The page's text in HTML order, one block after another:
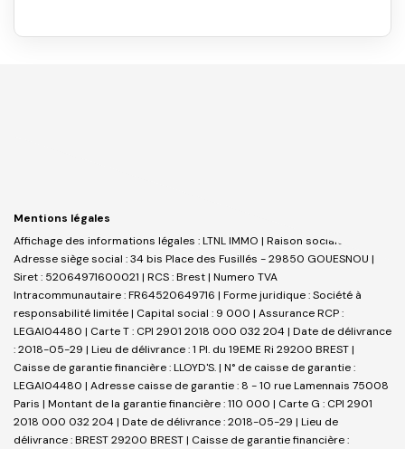
Mentions légales
Affichage des informations légales : LTNL IMMO | Raison sociale : LTNL |
Adresse siège social : 34 bis Place des Fusillés - 29850 GOUESNOU |
Siret : 52064971600021 | RCS : Brest | Numero TVA
Intracommunautaire : FR64520649716 | Forme juridique : Société à
responsabilité limitée | Capital social : 9 000 | Assurance RCP :
LEGAI04480 | Carte T : CPI 2901 2018 000 032 204 | Date de délivrance
: 2018-05-29 | Lieu de délivrance : 1 Pl. du 19EME Ri 29200 BREST |
Caisse de garantie financière : LLOYD'S. | N° de caisse de garantie :
LEGAI04480 | Adresse caisse de garantie : 8 - 10 rue Lamennais 75008
Paris | Montant de la garantie financière : 110 000 | Carte G : CPI 2901
2018 000 032 204 | Date de délivrance : 2018-05-29 | Lieu de
délivrance : BREST 29200 BREST | Caisse de garantie financière :